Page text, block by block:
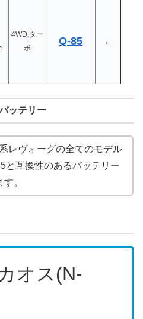
4WD,ター
ボ
Q-85 ←
ッテリー
レヴォーグの全てのモデル
と互換性のあるバッテリー
。
オス(N-